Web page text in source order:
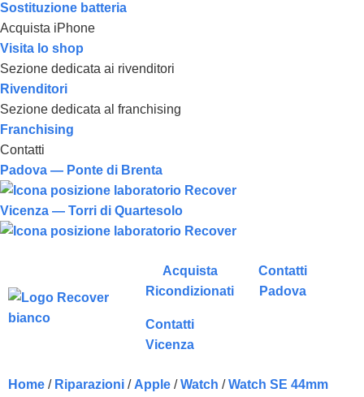
Sostituzione batteria
Acquista iPhone
Visita lo shop
Sezione dedicata ai rivenditori
Rivenditori
Sezione dedicata al franchising
Franchising
Contatti
Padova — Ponte di Brenta
Vicenza — Torri di Quartesolo
Acquista
Ricondizionati
Contatti
Padova
Contatti
Vicenza
Home / Riparazioni / Apple /Watch /Watch SE 44mm